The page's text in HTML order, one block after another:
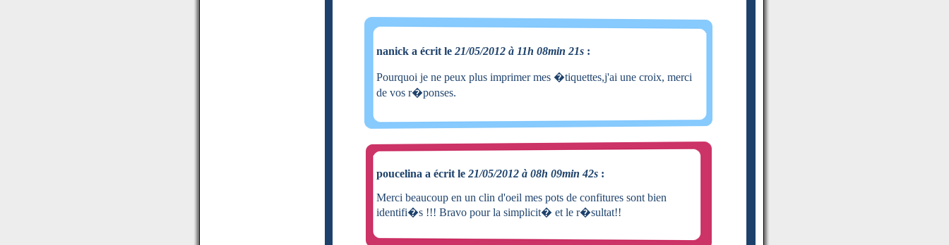
nanick a écrit le 21/05/2012 à 11h 08min 21s :
Pourquoi je ne peux plus imprimer mes �tiquettes,j'ai une croix, merci
de vos r�ponses.
poucelina a écrit le 21/05/2012 à 08h 09min 42s :
Merci beaucoup en un clin d'oeil mes pots de confitures sont bien
identifi�s !!! Bravo pour la simplicit� et le r�sultat!!